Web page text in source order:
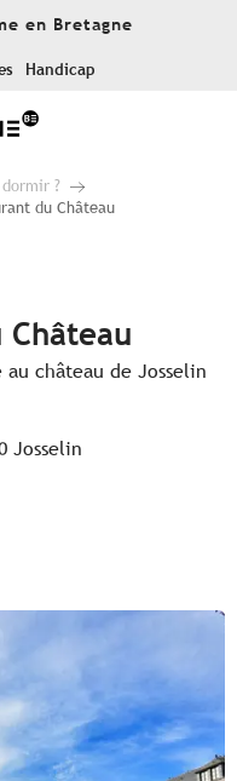
en Bretagne
Handicap
?
du Château
château de Josselin
Josselin